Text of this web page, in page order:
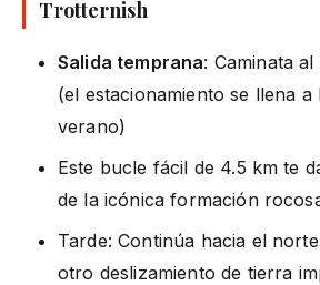
Trotternish
Salida temprana: Caminata
(el estacionamiento se llena
verano)
Este bucle fácil de 4.5 km te
de la icónica formación
Tarde: Continúa hacia el
otro deslizamiento de tierra